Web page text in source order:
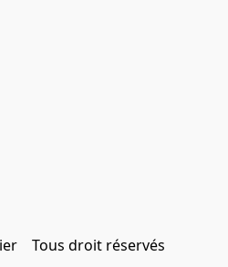
Tous droit réservés